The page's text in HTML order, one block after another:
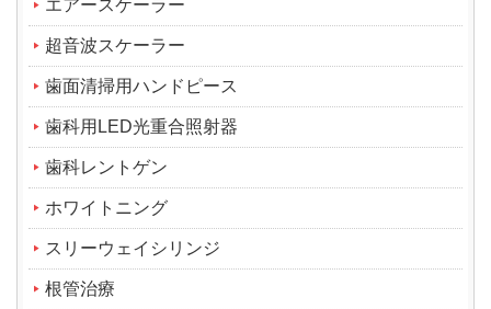
エアースケーラー
超音波スケーラー
歯面清掃用ハンドピース
歯科用LED光重合照射器
歯科レントゲン
ホワイトニング
スリーウェイシリンジ
根管治療